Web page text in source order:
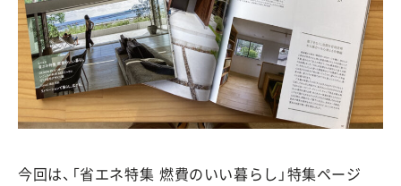
今回は、「省エネ特集 燃費のいい暮らし」特集ページ